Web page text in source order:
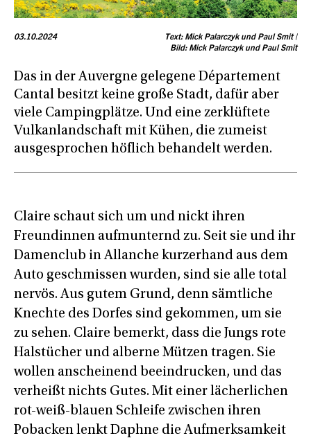
03.10.2024
Text: Mick Palarczyk und Paul Smit |
Bild: Mick Palarczyk und Paul Smit
Das in der Auvergne gelegene Département
Cantal besitzt keine große Stadt, dafür aber
viele Campingplätze. Und eine zerklüftete
Vulkanlandschaft mit Kühen, die zumeist
ausgesprochen höflich behandelt werden.
Claire schaut sich um und nickt ihren
Freundinnen aufmunternd zu. Seit sie und ihr
Damenclub in Allanche kurzerhand aus dem
Auto geschmissen wurden, sind sie alle total
nervös. Aus gutem Grund, denn sämtliche
Knechte des Dorfes sind gekommen, um sie
zu sehen. Claire bemerkt, dass die Jungs rote
Halstücher und alberne Mützen tragen. Sie
wollen anscheinend beeindrucken, und das
verheißt nichts Gutes. Mit einer lächerlichen
rot-weiß-blauen Schleife zwischen ihren
Pobacken lenkt Daphne die Aufmerksamkeit